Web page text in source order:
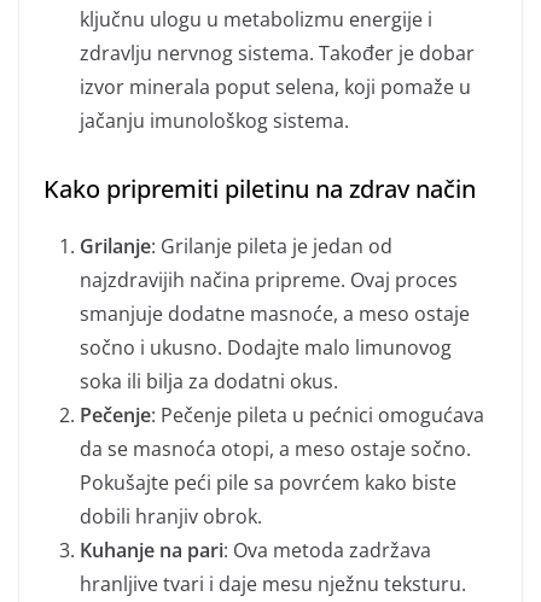
ključnu ulogu u metabolizmu energije i
zdravlju nervnog sistema. Također je dobar
izvor minerala poput selena, koji pomaže u
jačanju imunološkog sistema.
Kako pripremiti piletinu na zdrav način
Grilanje: Grilanje pileta je jedan od
najzdravijih načina pripreme. Ovaj proces
smanjuje dodatne masnoće, a meso ostaje
sočno i ukusno. Dodajte malo limunovog
soka ili bilja za dodatni okus.
Pečenje: Pečenje pileta u pećnici omogućava
da se masnoća otopi, a meso ostaje sočno.
Pokušajte peći pile sa povrćem kako biste
dobili hranjiv obrok.
Kuhanje na pari: Ova metoda zadržava
hranljive tvari i daje mesu nježnu teksturu.